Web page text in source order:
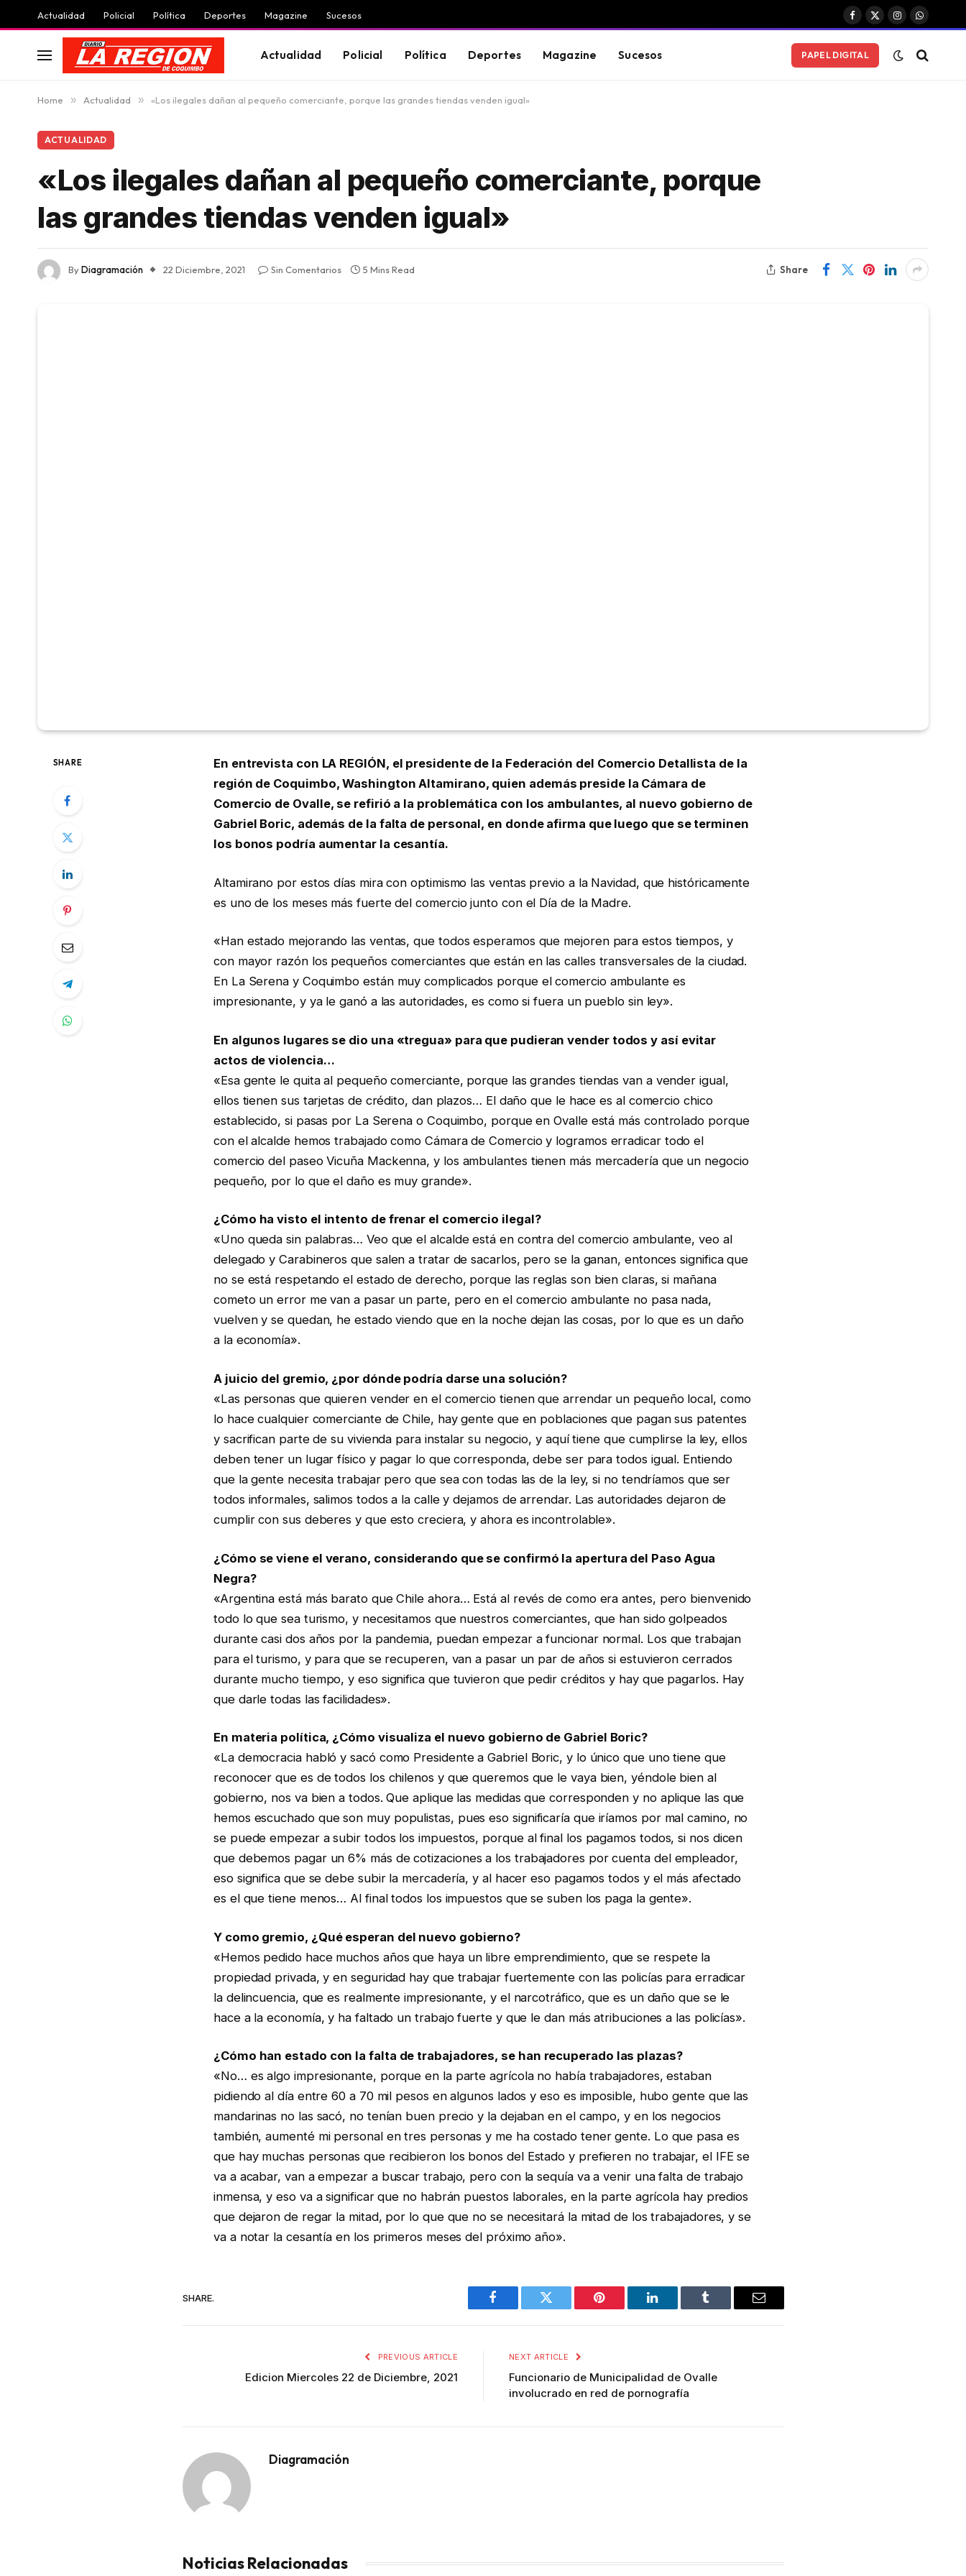
Actualidad Policial Política Deportes Magazine Sucesos
Facebook
X
Instagram
Actualidad Policial Política Deportes Magazine Sucesos PAPEL DIGITAL
Home » Actualidad » «Los ilegales dañan al pequeño comerciante, porque las grandes tiendas venden igual»
ACTUALIDAD
«Los ilegales dañan al pequeño comerciante, porque
las grandes tiendas venden igual»
ByDiagramación 22 Diciembre, 2021 Sin Comentarios 5 Mins Read Share
SHARE
En entrevista con LA REGIÓN, el presidente de la Federación del Comercio Detallista de la
región de Coquimbo, Washington Altamirano, quien además preside la Cámara de
Comercio de Ovalle, se refirió a la problemática con los ambulantes, al nuevo gobierno de
Gabriel Boric, además de la falta de personal, en donde afirma que luego que se terminen
los bonos podría aumentar la cesantía.
Altamirano por estos días mira con optimismo las ventas previo a la Navidad, que históricamente
es uno de los meses más fuerte del comercio junto con el Día de la Madre.
«Han estado mejorando las ventas, que todos esperamos que mejoren para estos tiempos, y
con mayor razón los pequeños comerciantes que están en las calles transversales de la ciudad.
En La Serena y Coquimbo están muy complicados porque el comercio ambulante es
impresionante, y ya le ganó a las autoridades, es como si fuera un pueblo sin ley».
En algunos lugares se dio una «tregua» para que pudieran vender todos y así evitar
actos de violencia…
«Esa gente le quita al pequeño comerciante, porque las grandes tiendas van a vender igual,
ellos tienen sus tarjetas de crédito, dan plazos… El daño que le hace es al comercio chico
establecido, si pasas por La Serena o Coquimbo, porque en Ovalle está más controlado porque
con el alcalde hemos trabajado como Cámara de Comercio y logramos erradicar todo el
comercio del paseo Vicuña Mackenna, y los ambulantes tienen más mercadería que un negocio
pequeño, por lo que el daño es muy grande».
¿Cómo ha visto el intento de frenar el comercio ilegal?
«Uno queda sin palabras… Veo que el alcalde está en contra del comercio ambulante, veo al
delegado y Carabineros que salen a tratar de sacarlos, pero se la ganan, entonces significa que
no se está respetando el estado de derecho, porque las reglas son bien claras, si mañana
cometo un error me van a pasar un parte, pero en el comercio ambulante no pasa nada,
vuelven y se quedan, he estado viendo que en la noche dejan las cosas, por lo que es un daño
a la economía».
A juicio del gremio, ¿por dónde podría darse una solución?
«Las personas que quieren vender en el comercio tienen que arrendar un pequeño local, como
lo hace cualquier comerciante de Chile, hay gente que en poblaciones que pagan sus patentes
y sacrifican parte de su vivienda para instalar su negocio, y aquí tiene que cumplirse la ley, ellos
deben tener un lugar físico y pagar lo que corresponda, debe ser para todos igual. Entiendo
que la gente necesita trabajar pero que sea con todas las de la ley, si no tendríamos que ser
todos informales, salimos todos a la calle y dejamos de arrendar. Las autoridades dejaron de
cumplir con sus deberes y que esto creciera, y ahora es incontrolable».
¿Cómo se viene el verano, considerando que se confirmó la apertura del Paso Agua
Negra?
«Argentina está más barato que Chile ahora… Está al revés de como era antes, pero bienvenido
todo lo que sea turismo, y necesitamos que nuestros comerciantes, que han sido golpeados
durante casi dos años por la pandemia, puedan empezar a funcionar normal. Los que trabajan
para el turismo, y para que se recuperen, van a pasar un par de años si estuvieron cerrados
durante mucho tiempo, y eso significa que tuvieron que pedir créditos y hay que pagarlos. Hay
que darle todas las facilidades».
En materia política, ¿Cómo visualiza el nuevo gobierno de Gabriel Boric?
«La democracia habló y sacó como Presidente a Gabriel Boric, y lo único que uno tiene que
reconocer que es de todos los chilenos y que queremos que le vaya bien, yéndole bien al
gobierno, nos va bien a todos. Que aplique las medidas que corresponden y no aplique las que
hemos escuchado que son muy populistas, pues eso significaría que iríamos por mal camino, no
se puede empezar a subir todos los impuestos, porque al final los pagamos todos, si nos dicen
que debemos pagar un 6% más de cotizaciones a los trabajadores por cuenta del empleador,
eso significa que se debe subir la mercadería, y al hacer eso pagamos todos y el más afectado
es el que tiene menos… Al final todos los impuestos que se suben los paga la gente».
Y como gremio, ¿Qué esperan del nuevo gobierno?
«Hemos pedido hace muchos años que haya un libre emprendimiento, que se respete la
propiedad privada, y en seguridad hay que trabajar fuertemente con las policías para erradicar
la delincuencia, que es realmente impresionante, y el narcotráfico, que es un daño que se le
hace a la economía, y ha faltado un trabajo fuerte y que le dan más atribuciones a las policías».
¿Cómo han estado con la falta de trabajadores, se han recuperado las plazas?
«No… es algo impresionante, porque en la parte agrícola no había trabajadores, estaban
pidiendo al día entre 60 a 70 mil pesos en algunos lados y eso es imposible, hubo gente que las
mandarinas no las sacó, no tenían buen precio y la dejaban en el campo, y en los negocios
también, aumenté mi personal en tres personas y me ha costado tener gente. Lo que pasa es
que hay muchas personas que recibieron los bonos del Estado y prefieren no trabajar, el IFE se
va a acabar, van a empezar a buscar trabajo, pero con la sequía va a venir una falta de trabajo
inmensa, y eso va a significar que no habrán puestos laborales, en la parte agrícola hay predios
que dejaron de regar la mitad, por lo que que no se necesitará la mitad de los trabajadores, y se
va a notar la cesantía en los primeros meses del próximo año».
SHARE.
Facebook Twitter Pinterest LinkedIn Tumblr Email
PREVIOUS ARTICLE
Edicion Miercoles 22 de Diciembre, 2021
NEXT ARTICLE
Funcionario de Municipalidad de Ovalle
involucrado en red de pornografía
Diagramación
Noticias Relacionadas